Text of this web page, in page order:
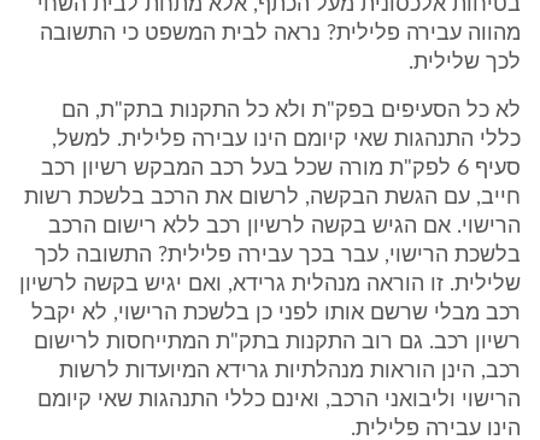
בטיחות אלכסונית מעל הכתף, אלא מתחת לבית השחי
מהווה עבירה פלילית? נראה לבית המשפט כי התשובה
לכך שלילית.
לא כל הסעיפים בפק"ת ולא כל התקנות בתק"ת, הם
כללי התנהגות שאי קיומם הינו עבירה פלילית. למשל,
סעיף 6 לפק"ת מורה שכל בעל רכב המבקש רשיון רכב
חייב, עם הגשת הבקשה, לרשום את הרכב בלשכת רשות
הרישוי. אם הגיש בקשה לרשיון רכב ללא רישום הרכב
בלשכת הרישוי, עבר בכך עבירה פלילית? התשובה לכך
שלילית. זו הוראה מנהלית גרידא, ואם יגיש בקשה לרשיון
רכב מבלי שרשם אותו לפני כן בלשכת הרישוי, לא יקבל
רשיון רכב. גם רוב התקנות בתק"ת המתייחסות לרישום
רכב, הינן הוראות מנהלתיות גרידא המיועדות לרשות
הרישוי וליבואני הרכב, ואינם כללי התנהגות שאי קיומם
הינו עבירה פלילית.